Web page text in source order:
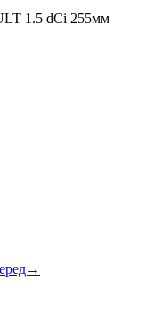
1.5 dCi 255мм